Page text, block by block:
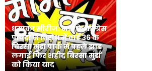
धमाका सीरीज: नपा के कांग्रेस
पार्षदों ने विरोध में वार्ड 36 के
बिरसा मुंडा पार्क में पहले झाड़ू
लगाई फिर शहीद बिरसा मुंडा
को किया याद